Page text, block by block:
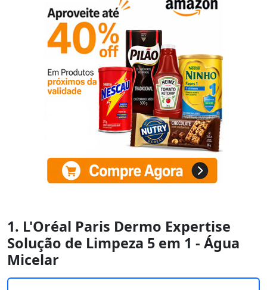
1. L'Oréal Paris Dermo Expertise
Solução de Limpeza 5 em 1 - Água
Micelar